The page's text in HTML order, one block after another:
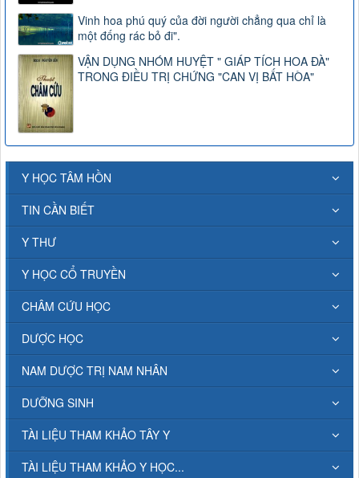
Vinh hoa phú quý của đời người chẳng qua chỉ là
một đống rác bỏ đi".
VẬN DỤNG NHÓM HUYỆT " GIÁP TÍCH HOA ĐÀ"
TRONG ĐIỀU TRỊ CHỨNG "CAN VỊ BẤT HÒA"
Y HỌC TÂM HỒN
TIN CẦN BIẾT
Y THƯ
Y HỌC CỔ TRUYỀN
CHÂM CỨU HỌC
DƯỢC HỌC
NAM DƯỢC TRỊ NAM NHÂN
DƯỠNG SINH
TÀI LIỆU THAM KHẢO TÂY Y
TÀI LIỆU THAM KHẢO Y HỌC...